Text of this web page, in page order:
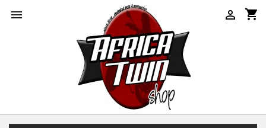
 shopping_cart
